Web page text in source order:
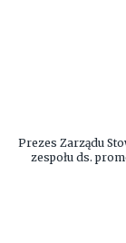
Prezes Zarządu
zespołu ds.